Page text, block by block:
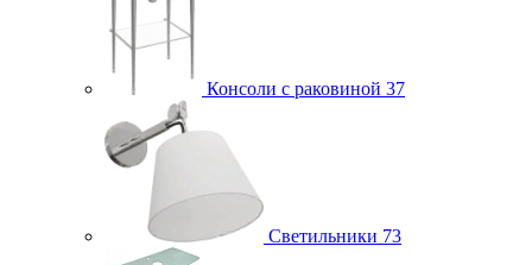
Консоли с раковиной 37
Светильники 73